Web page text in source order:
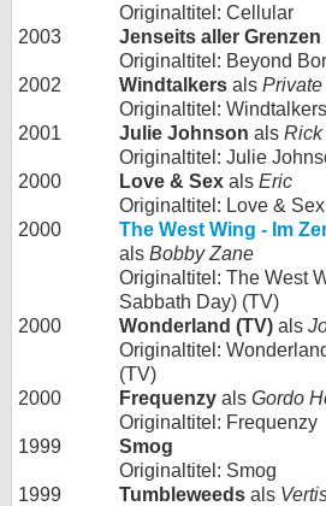
Originaltitel: Cellular
2003
Jenseits aller Grenzen
Originaltitel: Beyond
2002
Windtalkers als
Originaltitel: Windtalkers
2001
Julie Johnson als Rick
Originaltitel: Julie
2000
Love & Sex als Eric
Originaltitel: Love & Sex
2000
The West Wing - Im
als Bobby Zane
Originaltitel: The West
Sabbath Day) (TV)
2000
Wonderland (TV) als
Originaltitel:
(TV)
2000
Frequenzy als Gordo
Originaltitel: Frequenzy
1999
Smog
Originaltitel: Smog
1999
Tumbleweeds als